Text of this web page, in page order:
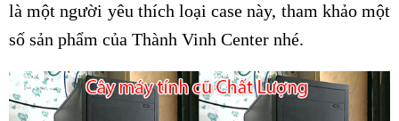
là một người yêu thích loại case này, tham khảo một
số sản phẩm của Thành Vinh Center nhé.